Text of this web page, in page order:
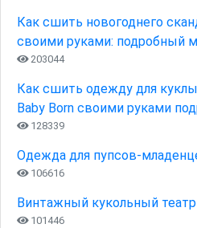
Как сшить новогоднего
своими руками: подробный
203044
Как сшить одежду для
Baby Born своими руками
128339
Одежда для пупсов-
106616
Винтажный кукольный
101446